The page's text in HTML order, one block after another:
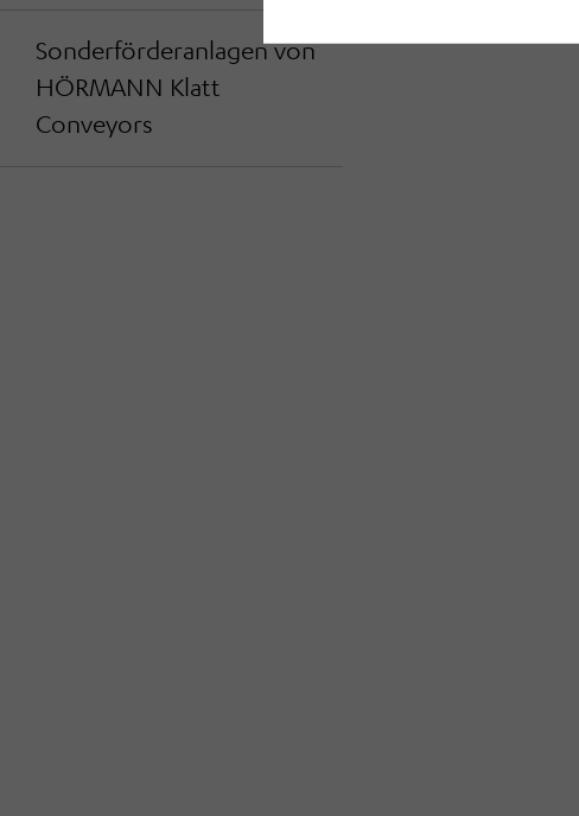
Sonderförderanlagen von
HÖRMANN Klatt
Conveyors